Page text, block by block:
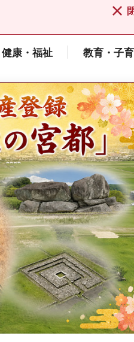
健康・福祉 教育・子
県広報誌「県民
2026年8月号
奈良